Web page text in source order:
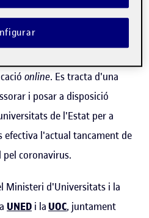
a casa
online. Es tracta d'una
i posar a disposició
de l'Estat per a
efectiva l'actual tancament de
pel coronavirus.
Ministeri d'Universitats i la
UNED i la UOC, juntament